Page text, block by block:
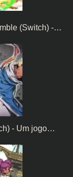
(Switch) -…
- Um jogo…